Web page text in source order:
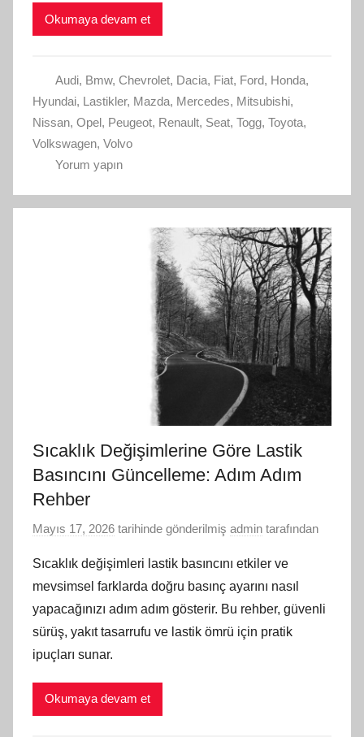
Okumaya devam et
Audi, Bmw, Chevrolet, Dacia, Fiat, Ford, Honda,
Hyundai, Lastikler, Mazda, Mercedes, Mitsubishi,
Nissan, Opel, Peugeot, Renault, Seat, Togg, Toyota,
Volkswagen, Volvo
Yorum yapın
Sıcaklık Değişimlerine Göre Lastik
Basıncını Güncelleme: Adım Adım
Rehber
Mayıs 17, 2026 tarihinde gönderilmiş admin tarafından
Sıcaklık değişimleri lastik basıncını etkiler ve
mevsimsel farklarda doğru basınç ayarını nasıl
yapacağınızı adım adım gösterir. Bu rehber, güvenli
sürüş, yakıt tasarrufu ve lastik ömrü için pratik
ipuçları sunar.
Okumaya devam et